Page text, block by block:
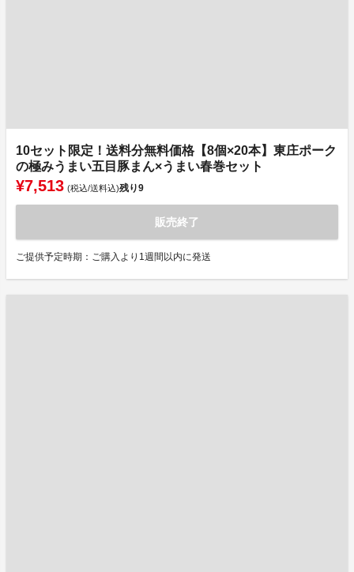
10セット限定！送料分無料価格【8個×20本】東庄ポーク
の極みうまい五目豚まん×うまい春巻セット
¥7,513 (税込/送料込)残り9
販売終了
ご提供予定時期：ご購入より1週間以内に発送